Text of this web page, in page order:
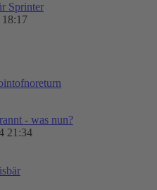
Sprinter
18:17
- was nun?
21:34